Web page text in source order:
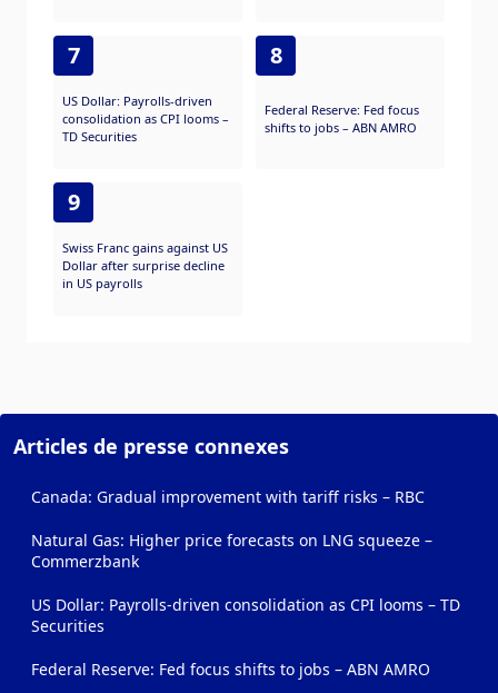
7
US Dollar: Payrolls-driven
consolidation as CPI looms –
TD Securities
8
Federal Reserve: Fed focus
shifts to jobs – ABN AMRO
9
Swiss Franc gains against US
Dollar after surprise decline
in US payrolls
Articles de presse connexes
Canada: Gradual improvement with tariff risks – RBC
Natural Gas: Higher price forecasts on LNG squeeze –
Commerzbank
US Dollar: Payrolls-driven consolidation as CPI looms – TD
Securities
Federal Reserve: Fed focus shifts to jobs – ABN AMRO